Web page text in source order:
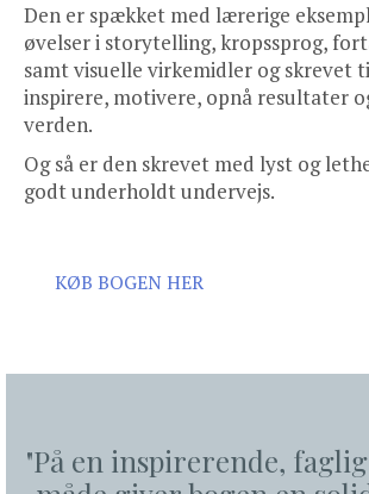
Den er spækket med lærerige
øvelser i storytelling, kropssprog,
samt visuelle virkemidler og skrevet
inspirere, motivere, opnå resultater
verden.
Og så er den skrevet med lyst og
godt underholdt undervejs.
KØB BOGEN HER
"På en inspirerende,